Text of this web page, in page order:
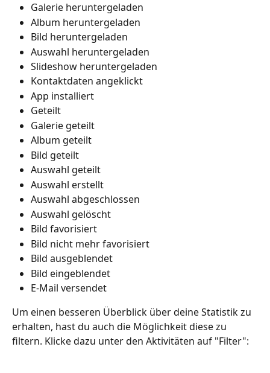
Galerie heruntergeladen
Album heruntergeladen
Bild heruntergeladen
Auswahl heruntergeladen
Slideshow heruntergeladen
Kontaktdaten angeklickt
App installiert
Geteilt
Galerie geteilt
Album geteilt
Bild geteilt
Auswahl geteilt
Auswahl erstellt
Auswahl abgeschlossen
Auswahl gelöscht
Bild favorisiert
Bild nicht mehr favorisiert
Bild ausgeblendet
Bild eingeblendet
E-Mail versendet
Um einen besseren Überblick über deine Statistik zu
erhalten, hast du auch die Möglichkeit diese zu
filtern. Klicke dazu unter den Aktivitäten auf "Filter":